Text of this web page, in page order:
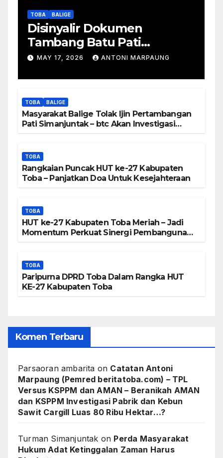
TOBA BALIGE
Disinyalir Dokumen
Tambang Batu Pati
Simanjuntak Palsu – Jerry
Berada Di DTA – Frengki
Pardede : Kami Tidak Miliki
Peta DTA – Tanda Tangan
Masyarakat Diduga
MAY 17, 2026 ANTONI MARPAUNG
TOBA BALIGE
Masyarakat Balige Tolak Ijin Pertambangan
Pati Simanjuntak – btc Akan Investigasi
TOBA
Rangkaian Puncak HUT ke-27 Kabupaten
Toba – Panjatkan Doa Untuk Kesejahteraan
TOBA
HUT ke-27 Kabupaten Toba Meriah – Jadi
Momentum Perkuat Sinergi Pembangunan
TOBA
Paripurna DPRD Toba Dalam Rangka HUT
KE-27 Kabupaten Toba
Komen Terbaru
Parsaoran ambarita on Catatan Antoni
Marpaung (Pemred beritatoba.com) – TPL
Versus KSPPM dan AMAN – Beranikah AMAN
dan KSPPM Investigasi Pabrik dan Kebun
Sawit Cargill Luas 80 Ribu Hektar…?
Turman Simanjuntak on Perda Masyarakat
Hukum Adat Ketinggalan Zaman Harus